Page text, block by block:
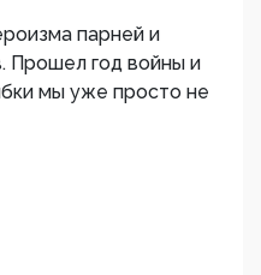
парней и
Прошел год войны и
мы уже просто не